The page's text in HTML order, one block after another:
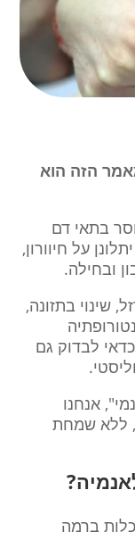
הזה הוא
בתאי דם
על חיוורון,
ובחילה.
שינוי בתזונה,
לבדוק גם
אנחנו
ללא שמחת
ברמה